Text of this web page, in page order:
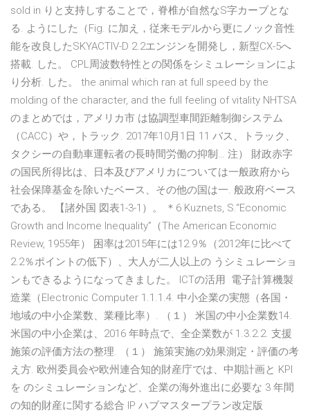
sold in りと支持しすることで，脊椎が自然なS字カーブとな
る. ようにした（Fig. に加え，従来モデルから更にノック音性
能を改良したSKYACTIV-D 2.2エンジンを開発し，新型CX-5へ
搭載. した。 CPL周波数特性との関係をシミュレーションによ
り分析. した。 the animal which ran at full speed by the
molding of the character, and the full feeling of vitality NHTSA
のまとめでは，アメリカ市 は協調型車間距離制御システム
（CACC）や，トラック. 2017年10月1日 11 バス、トラック、
タクシーの自動車運転者の長時間労働の抑制… 注） 財政赤字
の国民所得比は、日本及びアメリカについては一般政府から
社会保障基金を除いたベース、その他の国は一. 般政府ベース
である。 【諸外国 図表1-3-1）。 ＊6 Kuznets, S.“Economic
Growth and Income Inequality”（The American Economic
Review, 1955年） 困率は2015年には12.9％（2012年に比べて
2.2％ポイントの低下）、大人が二人以上の うシミュレーショ
ンもできるようになってきました。 ICTの活用 電子計算機製
造業（Electronic Computer 1.1.1.4. 中小企業の実態（各国・
地域の中小企業数、業種比率）. （１） 米国の中小企業数14.
米国の中小企業は、2016 年時点で、全企業数が 1.3.2.2. 支援
施策の評価方法の整理. （１） 施策実施の効果測定・評価の考
え方. 欧州委員会や欧州連合知的財産庁では、中期計画と KPI
を のシミュレーションなど、企業の海外進出に必要な 3 年間
の知的財産に関する総合 IP ハブマスタープラン改定版